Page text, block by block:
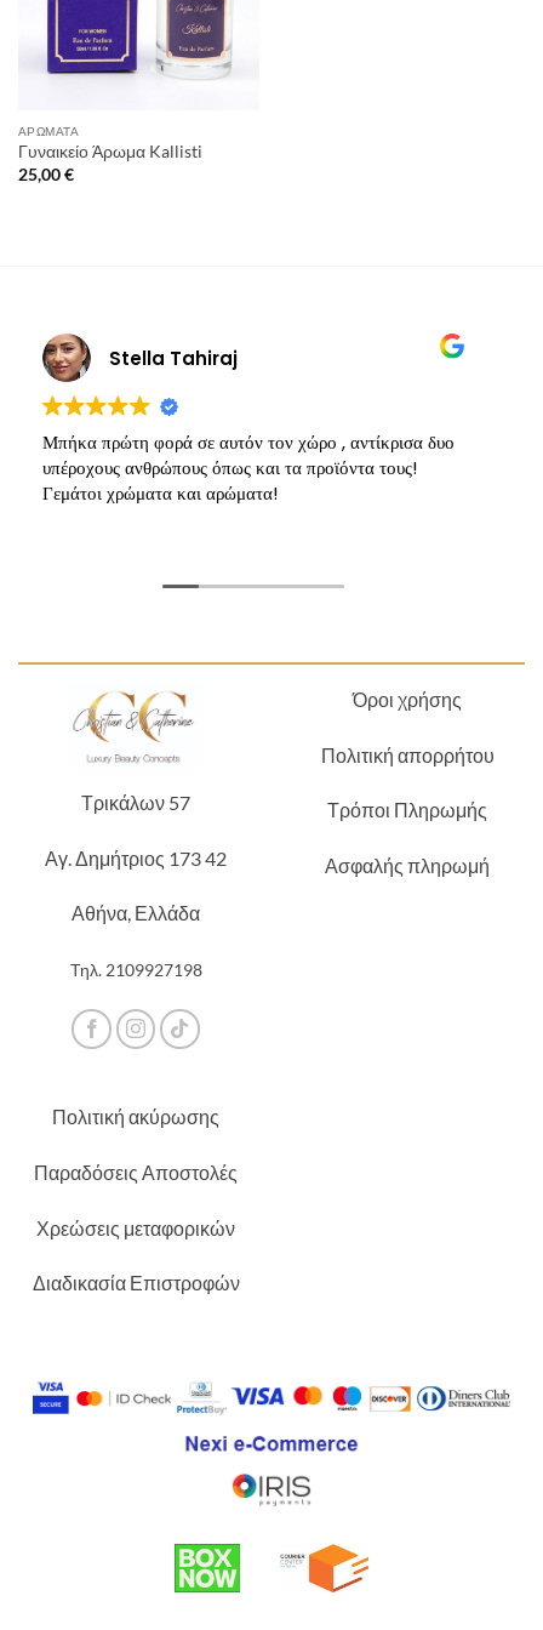
ΑΡΏΜΑΤΑ
Γυναικείο Άρωμα Kallisti
25,00€
Stella Tahiraj
Μπήκα πρώτη φορά σε αυτόν τον χώρο , αντίκρισα δυο
υπέροχους ανθρώπους όπως και τα προϊόντα τους!
Γεμάτοι χρώματα και αρώματα!
Τρικάλων 57
Αγ. Δημήτριος 173 42
Αθήνα, Ελλάδα
Τηλ. 2109927198
Όροι χρήσης
Πολιτική απορρήτου
Τρόποι Πληρωμής
Ασφαλής πληρωμή
Πολιτική ακύρωσης
Παραδόσεις Αποστολές
Χρεώσεις μεταφορικών
Διαδικασία Επιστροφών